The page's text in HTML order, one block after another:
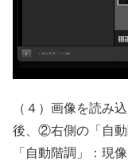
（４）画像を読み
後、②右側の「自動
「自動階調」：現